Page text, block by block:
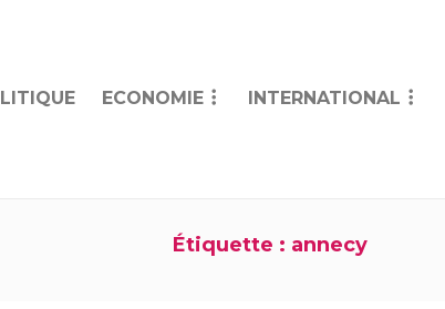
ECONOMIE INTERNATIONAL
Étiquette : annecy